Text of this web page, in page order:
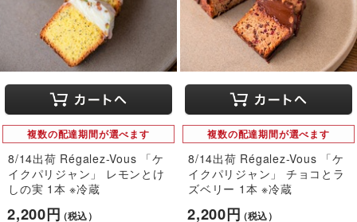
複数の配達期間が選べます
8/14出荷 Régalez-Vous 「ケ
イクパリジャン」 レモンとけ
しの実 1本 ※冷蔵
2,200円（税込）
複数の配達期間が選べます
8/14出荷 Régalez-Vous 「ケ
イクパリジャン」 チョコとラ
ズベリー 1本 ※冷蔵
2,200円（税込）